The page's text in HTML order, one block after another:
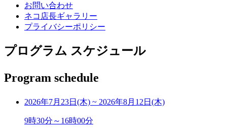
お問い合わせ
ネコ店長ギャラリー
プライバシーポリシー
プログラム スケジュール
Program schedule
2026年7月23日(木) ~ 2026年8月12日(木)
9時30分～16時00分